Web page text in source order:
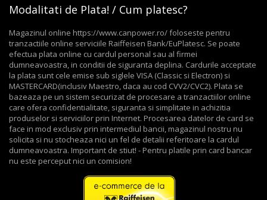
Modalitati de Plata! / Cum platesc?
Magazinul online https://www.canpower.ro/ foloseste pentru
tranzactiile online serviciile Raiffeisen Bank/EuPlatesc. Se poate
efectua plata online cu cardul personal sau al firmei
dumneavoastra, in conditii de siguranta deplina. Cardurile acceptate
la plata sunt cele emise sub siglele VISA (Classic si Electron) si
MASTERCARD(inclusiv Maestro, daca au cod CVV2/CVC2). Plata se
bazeaza pe un sistem securizat de procesare a tranzactiilor online
care ofera confidentialitate, siguranta si simplitate in achizitia
produselor si serviciilor prin Internet. Procesarea datelor de card se
face in mod exclusiv prin intermediul bancii, magazinul nostru nu
solicita si nu stocheaza nici un fel de detalii referitoare la cardul
dumneavoastra. Important de stiut! - Pentru platile prin card bancar
nu este perceput nici un comision!